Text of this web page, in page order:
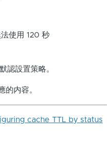
使用 120 秒
認設置策略。
的内容。
cache TTL by status